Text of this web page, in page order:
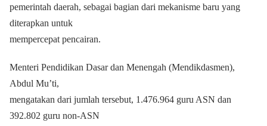
pemerintah daerah, sebagai bagian dari mekanisme baru yang
diterapkan untuk
mempercepat pencairan.
Menteri Pendidikan Dasar dan Menengah (Mendikdasmen),
Abdul Mu’ti,
mengatakan dari jumlah tersebut, 1.476.964 guru ASN dan
392.802 guru non-ASN